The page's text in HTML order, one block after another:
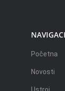
Početna
Novosti